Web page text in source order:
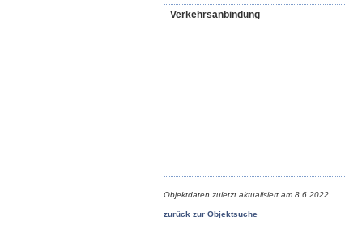
Verkehrsanbindung
Objektdaten zuletzt aktualisiert am 8.6.2022
zurück zur Objektsuche